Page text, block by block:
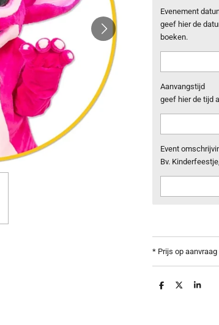
Evenement
geef hier de
boeken.
Aanvangstijd
geef hier de tijd
Event
Bv.
* Prijs op aanvraag
D
D
S